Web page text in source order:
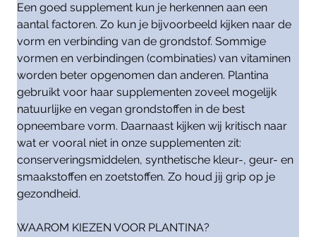
Een goed supplement kun je herkennen aan een
aantal factoren. Zo kun je bijvoorbeeld kijken naar de
vorm en verbinding van de grondstof. Sommige
vormen en verbindingen (combinaties) van vitaminen
worden beter opgenomen dan anderen. Plantina
gebruikt voor haar supplementen zoveel mogelijk
natuurlijke en vegan grondstoffen in de best
opneembare vorm. Daarnaast kijken wij kritisch naar
wat er vooral niet in onze supplementen zit:
conserveringsmiddelen, synthetische kleur-, geur- en
smaakstoffen en zoetstoffen. Zo houd jij grip op je
gezondheid.
WAAROM KIEZEN VOOR PLANTINA?